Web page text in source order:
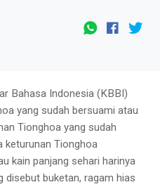
Bahasa Indonesia (KBBI)
yang sudah bersuami atau
Tionghoa yang sudah
keturunan Tionghoa
kain panjang sehari harinya
disebut buketan, ragam hias